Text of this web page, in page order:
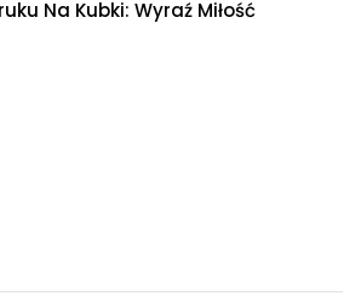
Na Kubki: Wyraź Miłość